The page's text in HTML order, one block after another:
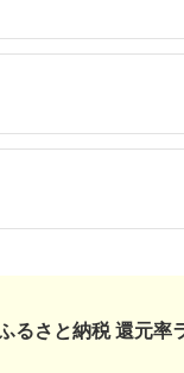
出典：ふるなび
るさと納税 還元率